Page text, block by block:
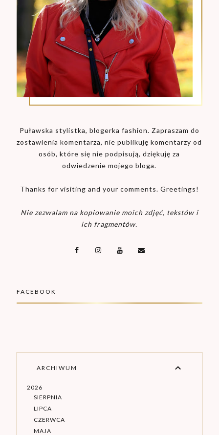
Puławska stylistka, blogerka fashion. Zapraszam do
zostawienia komentarza, nie publikuję komentarzy od
osób, które się nie podpisują, dziękuję za
odwiedzenie mojego bloga.
Thanks for visiting and your comments. Greetings!
Nie zezwalam na kopiowanie moich zdjęć, tekstów i
ich fragmentów.
FACEBOOK
ARCHIWUM
2026
SIERPNIA
LIPCA
CZERWCA
MAJA